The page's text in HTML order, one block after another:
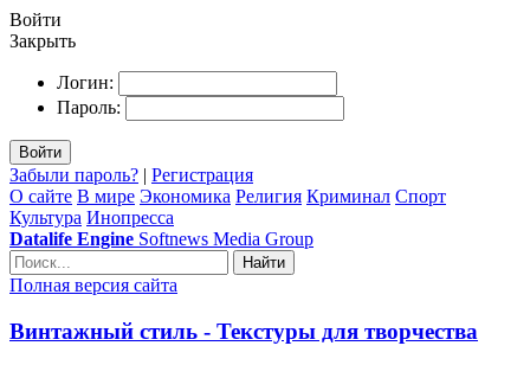
Войти
Закрыть
Логин:
Пароль:
Войти
Забыли пароль? | Регистрация
О сайте В мире Экономика Религия Криминал Спорт
Культура Инопресса
Datalife Engine Softnews Media Group
Найти
Полная версия сайта
Винтажный стиль - Текстуры для творчества